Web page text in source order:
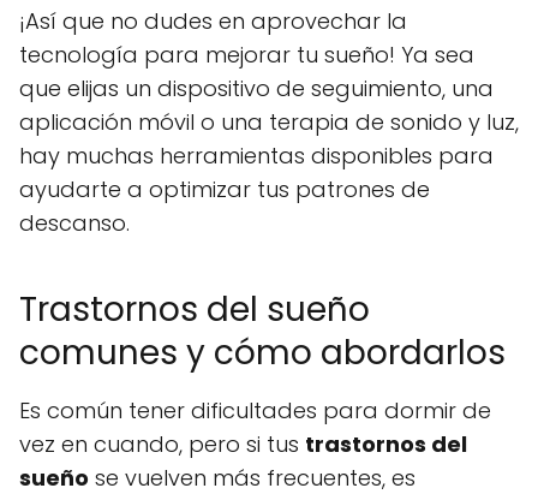
¡Así que no dudes en aprovechar la
tecnología para mejorar tu sueño! Ya sea
que elijas un dispositivo de seguimiento, una
aplicación móvil o una terapia de sonido y luz,
hay muchas herramientas disponibles para
ayudarte a optimizar tus patrones de
descanso.
Trastornos del sueño
comunes y cómo abordarlos
Es común tener dificultades para dormir de
vez en cuando, pero si tus trastornos del
sueño se vuelven más frecuentes, es